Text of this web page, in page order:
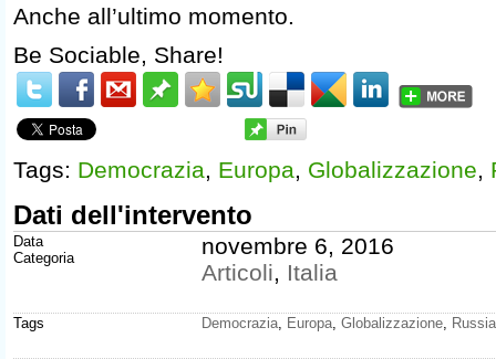
Anche all’ultimo momento.
Be Sociable, Share!
Tags: Democrazia, Europa, Globalizzazione,
Dati dell'intervento
Data
Categoria
novembre 6, 2016
Articoli, Italia
Tags Democrazia, Europa, Globalizzazione, Russia